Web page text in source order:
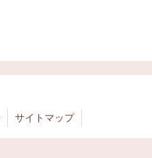
サイトマップ